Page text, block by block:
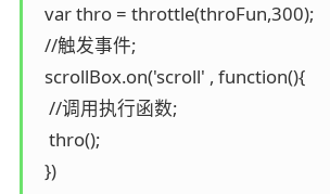
  var thro = throttle(throFun,300);
  //触发事件;
  scrollBox.on('scroll' , function(){
   //调用执行函数;
   thro();
  })